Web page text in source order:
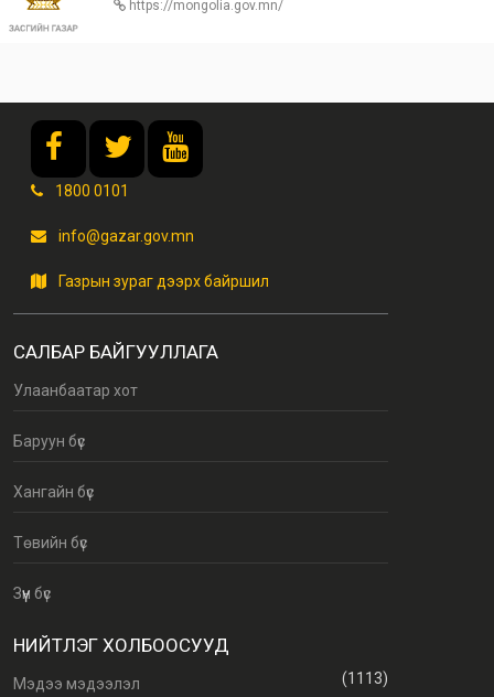
https://mongolia.gov.mn/
1800 0101
info@gazar.gov.mn
Газрын зураг дээрх байршил
САЛБАР БАЙГУУЛЛАГА
Улаанбаатар хот
Баруун бүс
Хангайн бүс
Төвийн бүс
Зүүн бүс
НИЙТЛЭГ ХОЛБООСУУД
Мэдээ мэдээлэл (1113)